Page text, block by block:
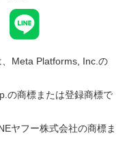
、Meta Platforms, Inc.の
の商標または登録商標で
ヤフー株式会社の商標ま